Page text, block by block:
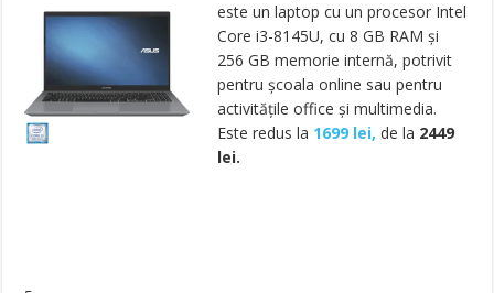
este un laptop cu un procesor Intel
Core i3-8145U, cu 8 GB RAM și
256 GB memorie internă, potrivit
pentru școala online sau pentru
activitățile office și multimedia.
Este redus la 1699 lei, de la 2449
lei.